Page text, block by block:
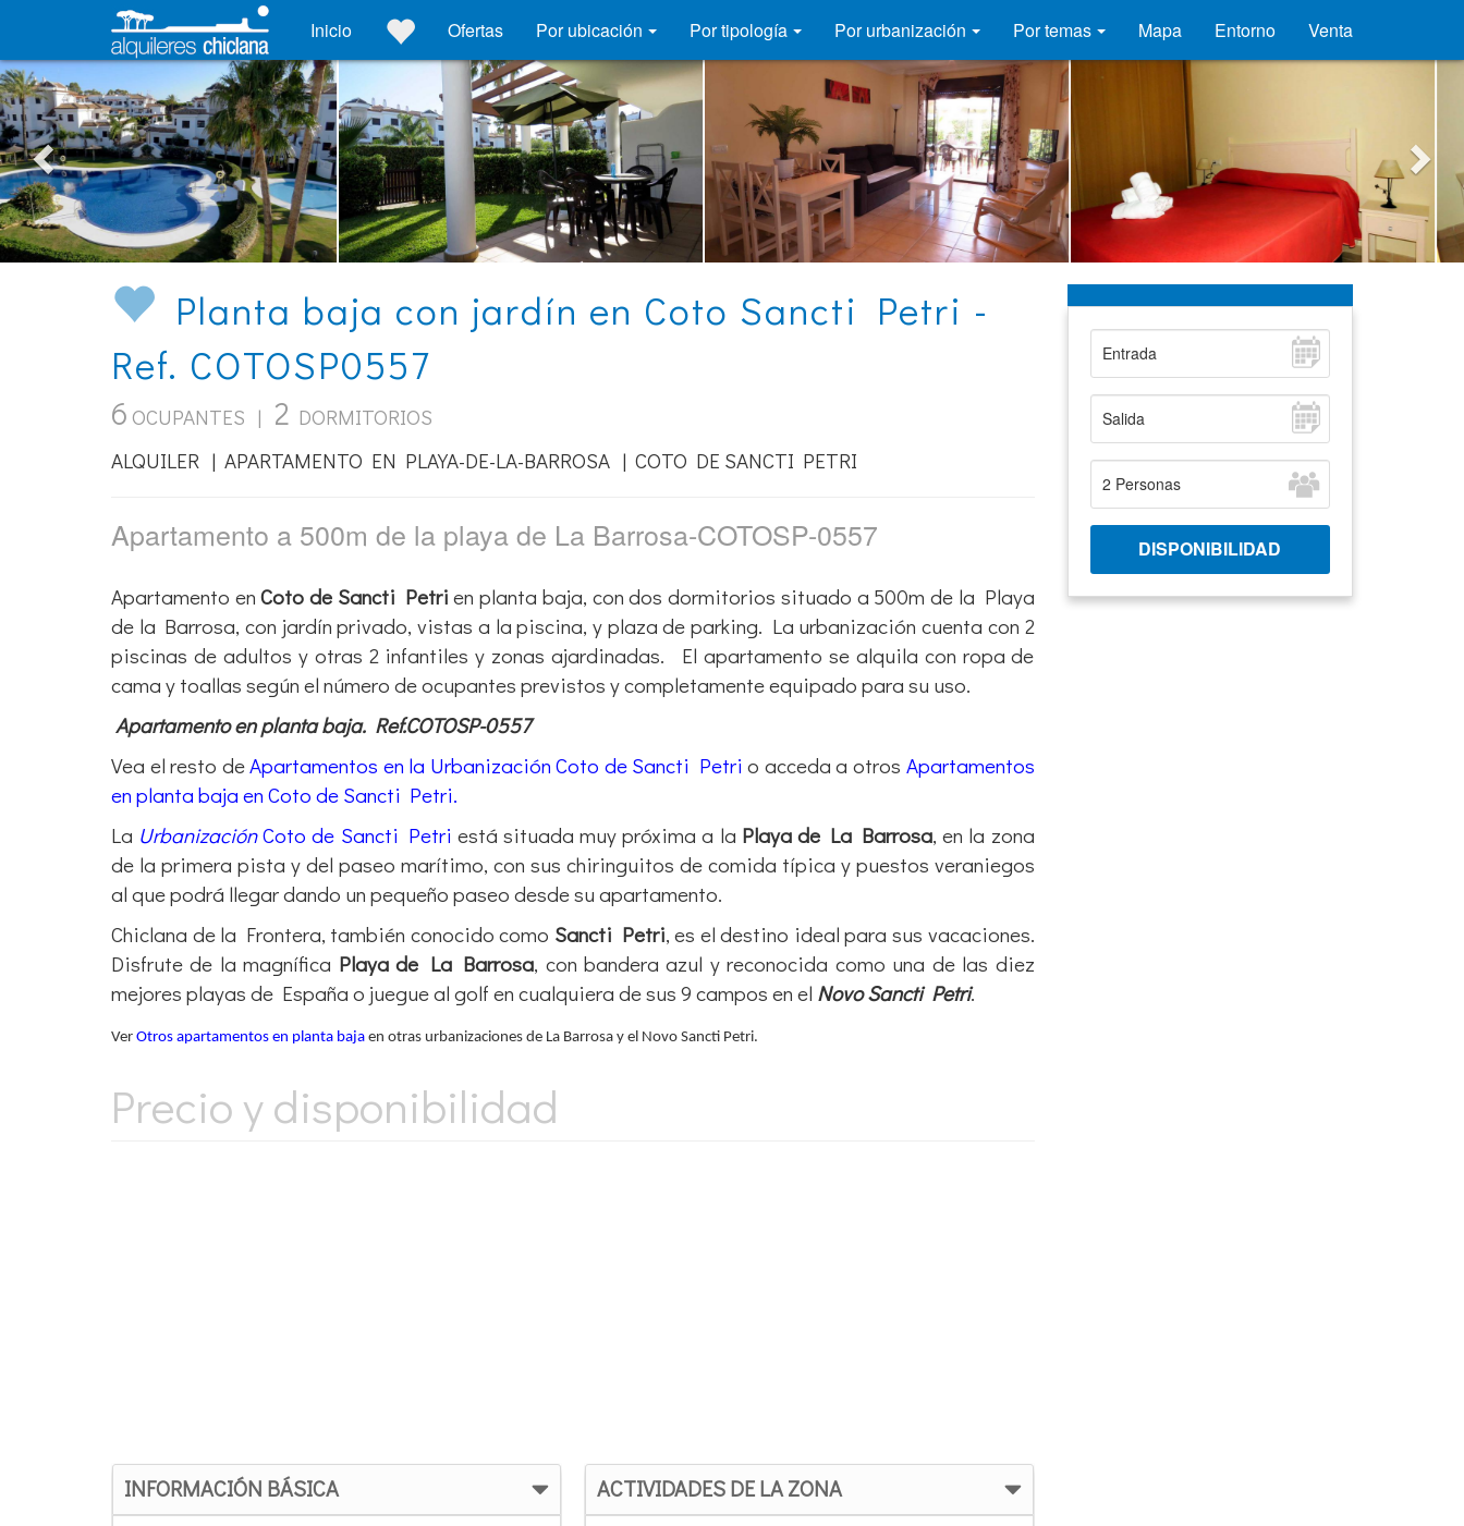
Inicio Ofertas Por ubicación Por tipología Por urbanización Por temas Mapa Entorno Venta
Planta baja con jardín en Coto Sancti Petri -
Ref. COTOSP0557
6 OCUPANTES | 2 DORMITORIOS
ALQUILER | APARTAMENTO EN PLAYA-DE-LA-BARROSA | COTO DE SANCTI PETRI
Apartamento a 500m de la playa de La Barrosa-COTOSP-0557
Apartamento enCoto de Sancti Petri en planta baja, con dos dormitorios situado a 500m de la Playa
de la Barrosa, con jardín privado, vistas a la piscina, y plaza de parking. La urbanización cuenta con 2
piscinas de adultos y otras 2 infantiles y zonas ajardinadas. El apartamento se alquila con ropa de
cama y toallas según el número de ocupantes previstos y completamente equipado para su uso.
Apartamento en planta baja. Ref.COTOSP-0557
Vea el resto deApartamentos en la Urbanización Coto de Sancti Petri o acceda a otros Apartamentos
en planta baja en Coto de Sancti Petri.
La UrbanizaciónCoto de Sancti Petri está situada muy próxima a la Playa de La Barrosa, en la zona
de la primera pista y del paseo marítimo, con sus chiringuitos de comida típica y puestos veraniegos
al que podrá llegar dando un pequeño paseo desde su apartamento.
Chiclana de la Frontera, también conocido como Sancti Petri, es el destino ideal para sus vacaciones.
Disfrute de la magnífica Playa de La Barrosa, con bandera azul y reconocida como una de las diez
mejores playas de España o juegue al golf en cualquiera de sus 9 campos en el Novo Sancti Petri.
Ver Otros apartamentos en planta baja en otras urbanizaciones de La Barrosa y el Novo Sancti Petri.
Precio y disponibilidad
INFORMACIÓN BÁSICA ACTIVIDADES DE LA ZONA